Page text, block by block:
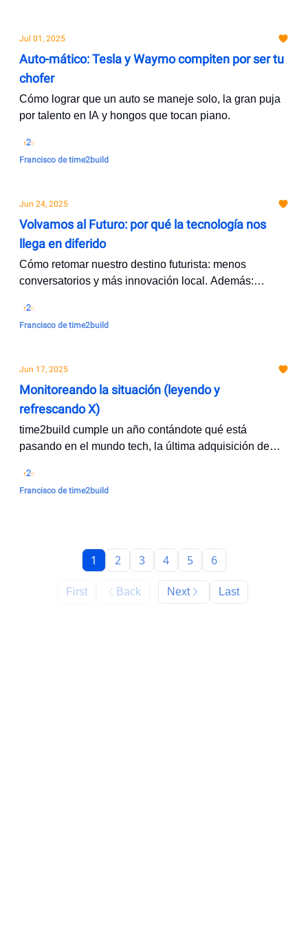
Jul 01, 2025
Auto-mático: Tesla y Waymo compiten por ser tu
chofer
Cómo lograr que un auto se maneje solo, la gran puja
por talento en IA y hongos que tocan piano.
Francisco de time2build
Jun 24, 2025
Volvamos al Futuro: por qué la tecnología nos
llega en diferido
Cómo retomar nuestro destino futurista: menos
conversatorios y más innovación local. Además:
la IA
Francisco de time2build
Jun 17, 2025
Monitoreando la situación (leyendo y
refrescando X)
time2build cumple un año contándote qué está
pasando en el mundo tech, la última adquisición de
memes
Francisco de time2build
First Back
1 2 3 4 5 6
Next Last